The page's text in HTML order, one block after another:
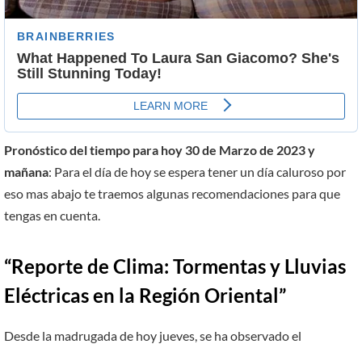
Pronóstico del tiempo para hoy 30 de Marzo de 2023 y
mañana: Para el día de hoy se espera tener un día caluroso por
eso mas abajo te traemos algunas recomendaciones para que
tengas en cuenta.
“Reporte de Clima: Tormentas y Lluvias
Eléctricas en la Región Oriental”
Desde la madrugada de hoy jueves, se ha observado el